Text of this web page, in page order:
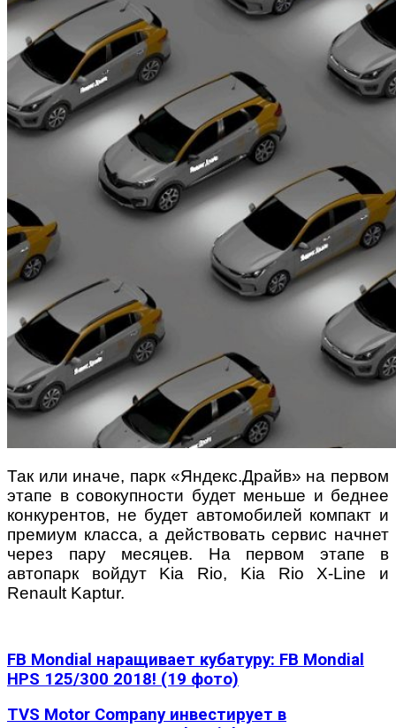
Так или иначе, парк «Яндекс.Драйв» на первом
этапе в совокупности будет меньше и беднее
конкурентов, не будет автомобилей компакт и
премиум класса, а действовать сервис начнет
через пару месяцев. На первом этапе в
автопарк войдут Kia Rio, Kia Rio X-Line и
Renault Kaptur.
FB Mondial наращивает кубатуру: FB Mondial
HPS 125/300 2018! (19 фото)
TVS Motor Company инвестирует в